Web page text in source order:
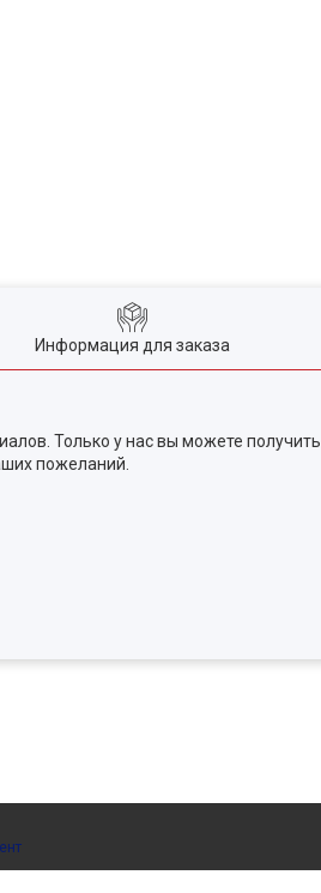
Информация для заказа
Только у нас вы можете получить
пожеланий.